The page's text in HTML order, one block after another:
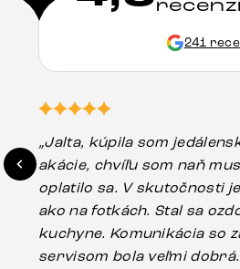
241
„Jalta, kúpila som
akácie, chvíľu som naň
oplatilo sa. V skutočnosti
ako na fotkách. Stal sa
kuchyne. Komunikácia so
servisom bola veľmi